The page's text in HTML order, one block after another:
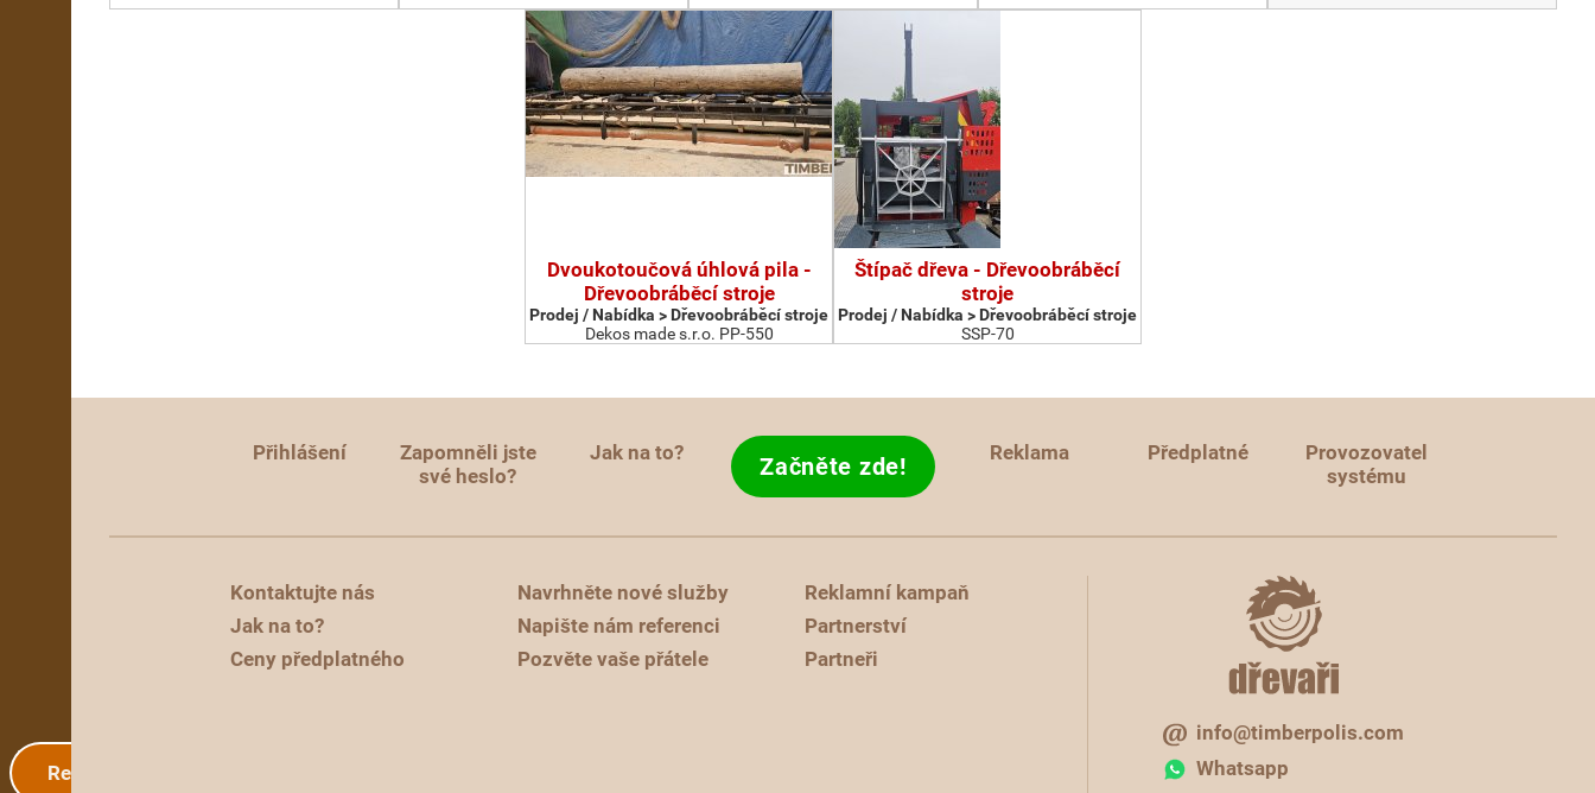
Registrace
Dvoukotoučová úhlová pila -
Dřevoobráběcí stroje
Prodej / Nabídka > Dřevoobráběcí stroje
Dekos made s.r.o. PP-550
Štípač dřeva - Dřevoobráběcí
stroje
Prodej / Nabídka > Dřevoobráběcí stroje
SSP-70
Přihlášení
Zapomněli jste
své heslo?
Jak na to? Začněte zde! Reklama Předplatné
Provozovatel
systému
Kontaktujte nás
Jak na to?
Ceny předplatného
Navrhněte nové služby
Napište nám referenci
Pozvěte vaše přátele
Reklamní kampaň
Partnerství
Partneři
info@timberpolis.com
Whatsapp